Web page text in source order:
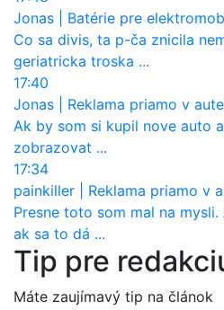
Jonas
Batérie pre elektromobily má v rukách Ázia.
Co sa divis, ta p-ča znicila
geriatricka troska ...
17:40
Jonas
Reklama priamo v aute?
Ak by som si kupil nove auto
zobrazovat ...
17:34
painkiller
Reklama priamo v aute?
Presne toto som mal na
ak sa to dá ...
Tip pre
Máte zaujímavý tip na článok